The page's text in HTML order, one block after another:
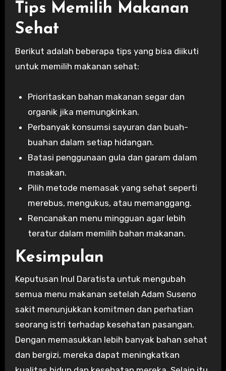
Tips Memilih Makanan
Sehat
Berikut adalah beberapa tips yang bisa diikuti
untuk memilih makanan sehat:
Prioritaskan bahan makanan segar dan
organik jika memungkinkan.
Perbanyak konsumsi sayuran dan buah-
buahan dalam setiap hidangan.
Batasi penggunaan gula dan garam dalam
masakan.
Pilih metode memasak yang sehat seperti
merebus, mengukus, atau memanggang.
Rencanakan menu mingguan agar lebih
teratur dalam memilih bahan makanan.
Kesimpulan
Keputusan Inul Daratista untuk mengubah
semua menu makanan setelah Adam Suseno
sakit menunjukkan komitmen dan perhatian
seorang istri terhadap kesehatan pasangan.
Dengan memasukkan lebih banyak bahan sehat
dan bergizi, mereka dapat meningkatkan